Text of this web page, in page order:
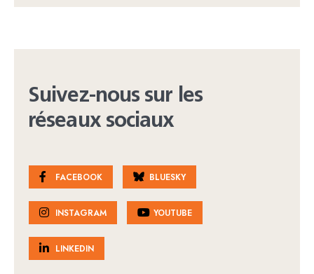
Suivez-nous sur les
réseaux sociaux
FACEBOOK BLUESKY
INSTAGRAM YOUTUBE
LINKEDIN